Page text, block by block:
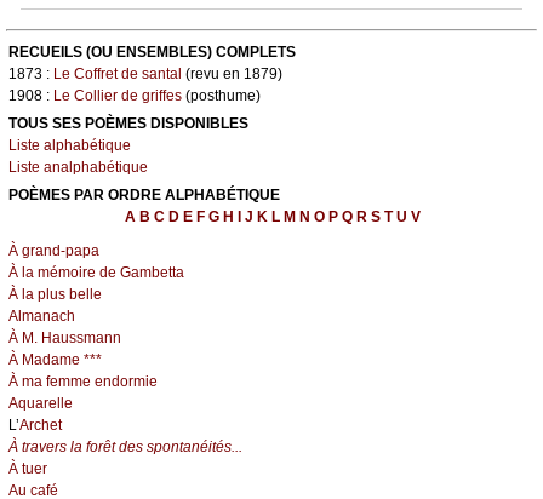
RECUEILS (OU ENSEMBLES) COMPLETS
1873 : Le Coffret de santal (revu en 1879)
1908 : Le Collier de griffes (posthume)
TOUS SES POÈMES DISPONIBLES
Liste alphabétique
Liste analphabétique
POÈMES PAR ORDRE ALPHABÉTIQUE
A B C D E F G H J K L M N O P Q R S TU V
À grand-papa
À la mémoire de Gambetta
À la plus belle
Almanach
À M. Haussmann
À Madame ***
À ma femme endormie
Aquarelle
L’Archet
À travers la forêt des spontanéités...
À tuer
Au café